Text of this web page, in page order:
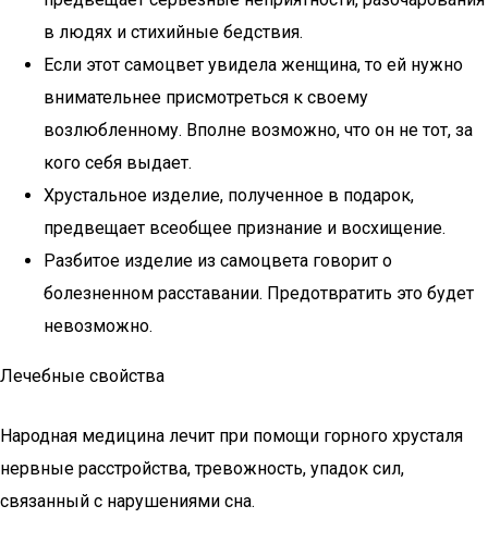
в людях и стихийные бедствия.
Если этот самоцвет увидела женщина, то ей нужно
внимательнее присмотреться к своему
возлюбленному. Вполне возможно, что он не тот, за
кого себя выдает.
Хрустальное изделие, полученное в подарок,
предвещает всеобщее признание и восхищение.
Разбитое изделие из самоцвета говорит о
болезненном расставании. Предотвратить это будет
невозможно.
Лечебные свойства
Народная медицина лечит при помощи горного хрусталя
нервные расстройства, тревожность, упадок сил,
связанный с нарушениями сна.